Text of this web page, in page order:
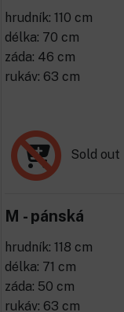
hrudník: 110 cm
délka: 70 cm
záda: 46 cm
rukáv: 63 cm
Sold out
M - pánská
hrudník: 118 cm
délka: 71 cm
záda: 50 cm
rukáv: 63 cm